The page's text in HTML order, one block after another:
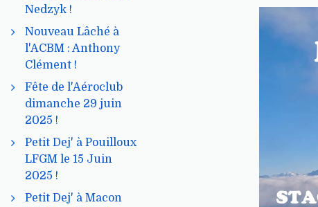
Nedzyk !
Nouveau Lâché à
l'ACBM : Anthony
Clément !
Fête de l'Aéroclub
dimanche 29 juin
2025 !
Petit Dej' à Pouilloux
LFGM le 15 Juin
2025 !
Petit Dej' à Macon